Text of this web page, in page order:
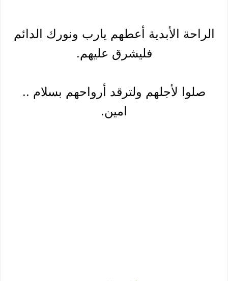
الراحة الأبدية أعطهم يارب ونورك الدائم
فليشرق عليهم.
صلوا لأجلهم ولترقد أرواحهم بسلام ..
امين.